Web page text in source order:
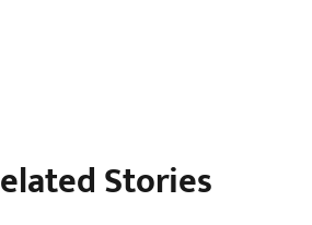
Stories